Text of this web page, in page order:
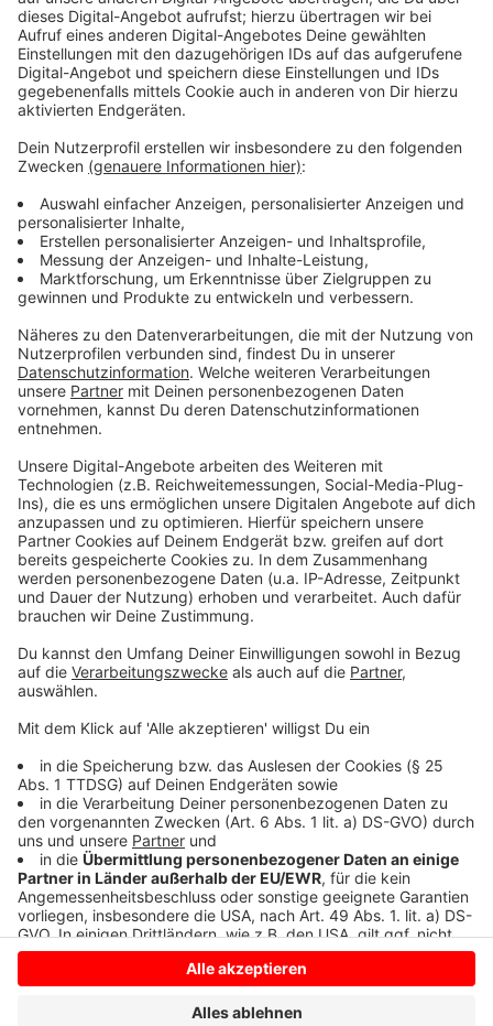
sichergestellt. Das mache das Öffnen von Einrichtung
in Eigenverantwortung möglich. Bislang seien die
Kommunen nur dafür zuständig, die Vorschriften
durchzusetzen. Die drei Stadtoberhäupter fordern
Lösungen.
Anzeige
Niedrige Inzidenz
Rostock, Münster und Tübingen hätten eigene Wege
zur Bekämpfung der Pandemie beschritten, die sich
Sieben-Tage-Inzidenz in den drei Städten liege seit
Wochen unter 50. „Öffnungen in unseren Städten
wären also nach den bundesweit entwickelten
Maßstäben des Infektionsschutzgesetzes möglich.“
Wo die Pandemie gut unter Kontrolle sei und
Konzepte für verantwortliche Öffnungen vorlägen,
sollte dies gestattet werden. „Unser Leitbild sind die
mündigen Bürger vor Ort, auf deren Urteilskraft und
Kooperationswille wir bauen“, heißt es in der Erklärung.
Anzeige
Anzeige